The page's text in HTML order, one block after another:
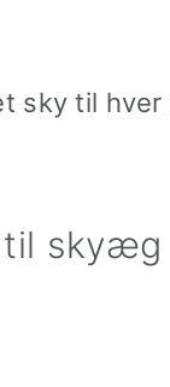
sky til
til skyæg